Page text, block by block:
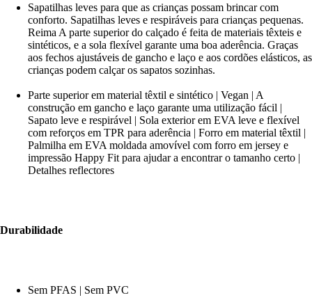
Sapatilhas leves para que as crianças possam brincar com
conforto. Sapatilhas leves e respiráveis para crianças pequenas.
Reima A parte superior do calçado é feita de materiais têxteis e
sintéticos, e a sola flexível garante uma boa aderência. Graças
aos fechos ajustáveis de gancho e laço e aos cordões elásticos, as
crianças podem calçar os sapatos sozinhas.
Parte superior em material têxtil e sintético | Vegan | A
construção em gancho e laço garante uma utilização fácil |
Sapato leve e respirável | Sola exterior em EVA leve e flexível
com reforços em TPR para aderência | Forro em material têxtil |
Palmilha em EVA moldada amovível com forro em jersey e
impressão Happy Fit para ajudar a encontrar o tamanho certo |
Detalhes reflectores
Durabilidade
Sem PFAS | Sem PVC